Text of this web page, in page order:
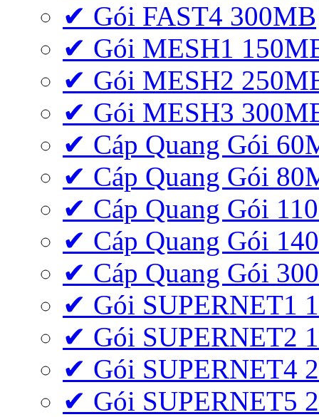
✔ Gói FAST4 300MB
✔ Gói MESH1
✔ Gói MESH2
✔ Gói MESH3
✔ Cáp Quang Gói
✔ Cáp Quang Gói
✔ Cáp Quang Gói
✔ Cáp Quang Gói
✔ Cáp Quang Gói
✔ Gói SUPERNET1
✔ Gói SUPERNET2
✔ Gói SUPERNET4
✔ Gói SUPERNET5